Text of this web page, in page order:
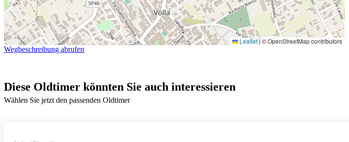
Leaflet |© OpenStreetMap contributors
Wegbeschreibung abrufen
Diese Oldtimer könnten Sie auch interessieren
Wählen Sie jetzt den passenden Oldtimer